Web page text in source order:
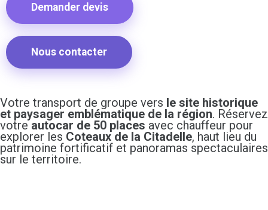
Demander devis
Nous contacter
Votre transport de groupe vers le site historique
et paysager emblématique de la région. Réservez
votreautocar de 50 places avec chauffeur pour
explorer les Coteaux de la Citadelle, haut lieu du
patrimoine fortificatif et panoramas spectaculaires
sur le territoire.